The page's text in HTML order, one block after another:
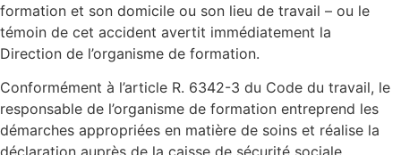
formation et son domicile ou son lieu de travail – ou le
témoin de cet accident avertit immédiatement la
Direction de l’organisme de formation.
Conformément à l’article R. 6342-3 du Code du travail, le
responsable de l’organisme de formation entreprend les
démarches appropriées en matière de soins et réalise la